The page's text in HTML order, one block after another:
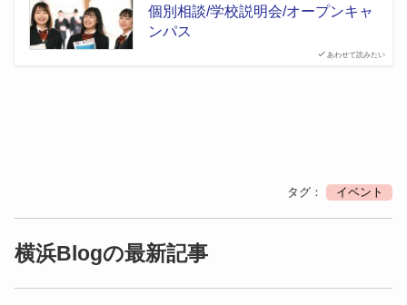
あわせて読みたい
個別相談/学校説明会/オープンキャ
ンパス
タグ： イベント
横浜Blogの最新記事